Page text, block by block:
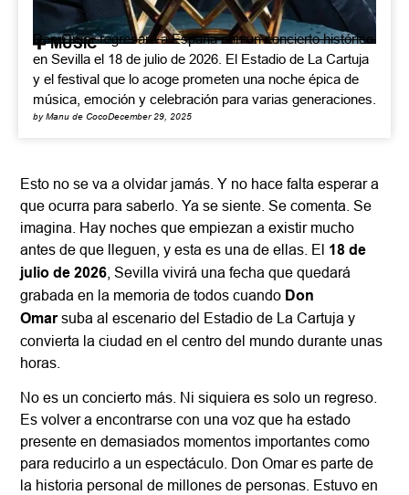
MUSIC
Don Omar regresará a España con un concierto histórico
en Sevilla el 18 de julio de 2026. El Estadio de La Cartuja
y el festival que lo acoge prometen una noche épica de
música, emoción y celebración para varias generaciones.
by Manu de CocoDecember 29, 2025
Esto no se va a olvidar jamás. Y no hace falta esperar a
que ocurra para saberlo. Ya se siente. Se comenta. Se
imagina. Hay noches que empiezan a existir mucho
antes de que lleguen, y esta es una de ellas. El 18 de
julio de 2026 , Sevilla vivirá una fecha que quedará
grabada en la memoria de todos cuando Don
Omarsuba al escenario del Estadio de La Cartuja y
convierta la ciudad en el centro del mundo durante unas
horas.
No es un concierto más. Ni siquiera es solo un regreso.
Es volver a encontrarse con una voz que ha estado
presente en demasiados momentos importantes como
para reducirlo a un espectáculo. Don Omar es parte de
la historia personal de millones de personas. Estuvo en